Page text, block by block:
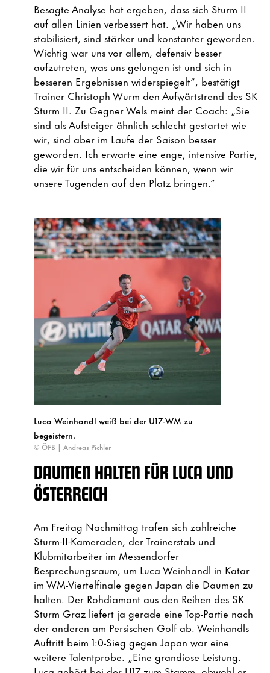
Besagte Analyse hat ergeben, dass sich Sturm II
auf allen Linien verbessert hat. „Wir haben uns
stabilisiert, sind stärker und konstanter geworden.
Wichtig war uns vor allem, defensiv besser
aufzutreten, was uns gelungen ist und sich in
besseren Ergebnissen widerspiegelt“, bestätigt
Trainer Christoph Wurm den Aufwärtstrend des SK
Sturm II. Zu Gegner Wels meint der Coach: „Sie
sind als Aufsteiger ähnlich schlecht gestartet wie
wir, sind aber im Laufe der Saison besser
geworden. Ich erwarte eine enge, intensive Partie,
die wir für uns entscheiden können, wenn wir
unsere Tugenden auf den Platz bringen.“
Luca Weinhandl weiß bei der U17-WM zu
begeistern.
© ÖFB | Andreas Pichler
DAUMEN HALTEN FÜR LUCA UND
ÖSTERREICH
Am Freitag Nachmittag trafen sich zahlreiche
Sturm-II-Kameraden, der Trainerstab und
Klubmitarbeiter im Messendorfer
Besprechungsraum, um Luca Weinhandl in Katar
im WM-Viertelfinale gegen Japan die Daumen zu
halten. Der Rohdiamant aus den Reihen des SK
Sturm Graz liefert ja gerade eine Top-Partie nach
der anderen am Persischen Golf ab. Weinhandls
Auftritt beim 1:0-Sieg gegen Japan war eine
weitere Talentprobe. „Eine grandiose Leistung.